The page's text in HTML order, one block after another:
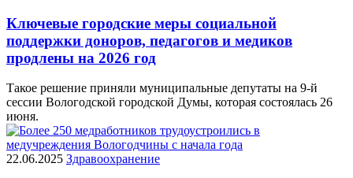
Ключевые городские меры социальной
поддержки доноров, педагогов и медиков
продлены на 2026 год
Такое решение приняли муниципальные депутаты на 9-й
сессии Вологодской городской Думы, которая состоялась 26
июня.
22.06.2025 Здравоохранение